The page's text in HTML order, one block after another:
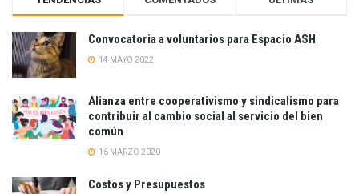
Convocatoria a voluntarios para Espacio ASH
14 MAYO 2022
Alianza entre cooperativismo y sindicalismo para
contribuir al cambio social al servicio del bien
común
16 MARZO 2020
Costos y Presupuestos